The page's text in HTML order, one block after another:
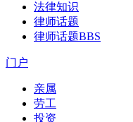
法律知识
律师话题
律师话题BBS
门户
亲属
劳工
投资